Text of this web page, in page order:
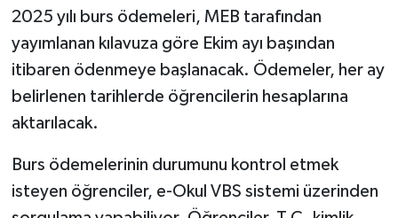
2025 yılı burs ödemeleri, MEB tarafından
yayımlanan kılavuza göre Ekim ayı başından
itibaren ödenmeye başlanacak. Ödemeler, her ay
belirlenen tarihlerde öğrencilerin hesaplarına
aktarılacak.
Burs ödemelerinin durumunu kontrol etmek
isteyen öğrenciler, e-Okul VBS sistemi üzerinden
Türkiye
Yerel
İletişim